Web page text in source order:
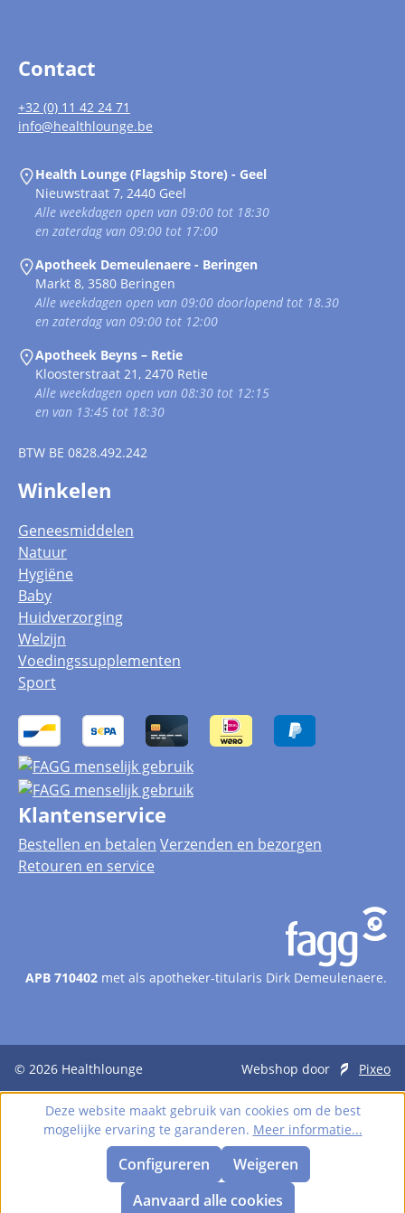
Contact
+32 (0) 11 42 24 71
info@healthlounge.be
Health Lounge (Flagship Store) - Geel
Nieuwstraat 7, 2440 Geel
Alle weekdagen open van 09:00 tot 18:30
en zaterdag van 09:00 tot 17:00
Apotheek Demeulenaere - Beringen
Markt 8, 3580 Beringen
Alle weekdagen open van 09:00 doorlopend tot 18.30
en zaterdag van 09:00 tot 12:00
Apotheek Beyns – Retie
Kloosterstraat 21, 2470 Retie
Alle weekdagen open van 08:30 tot 12:15
en van 13:45 tot 18:30
BTW BE 0828.492.242
Winkelen
Geneesmiddelen
Natuur
Hygiëne
Baby
Huidverzorging
Welzijn
Voedingssupplementen
Sport
Klantenservice
Bestellen en betalen Verzenden en bezorgen
Retouren en service
APB 710402 met als apotheker-titularis Dirk Demeulenaere.
© 2026 Healthlounge Webshop door Pixeo
Deze website maakt gebruik van cookies om de best
mogelijke ervaring te garanderen. Meer informatie...
Weigeren
Configureren
Aanvaard alle cookies